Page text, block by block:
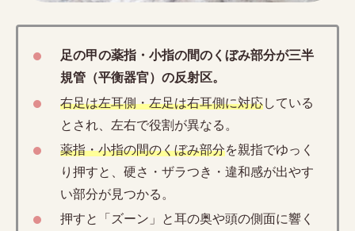
足の甲の薬指・小指の間のくぼみ部分が三半
規管（平衡器官）の反射区。
右足は左耳側・左足は右耳側に対応している
とされ、左右で役割が異なる。
薬指・小指の間のくぼみ部分を親指でゆっく
り押すと、硬さ・ザラつき・違和感が出やす
い部分が見つかる。
押すと「ズーン」と耳の奥や頭の側面に響く